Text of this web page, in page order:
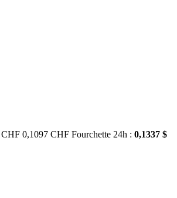
CHF 0,1097 CHF Fourchette 24h : 0,1337 $